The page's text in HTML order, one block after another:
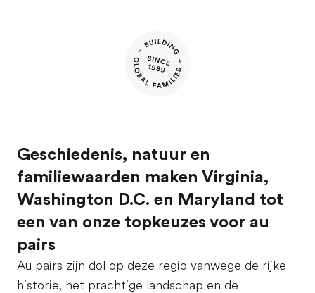
Geschiedenis, natuur en
familiewaarden maken Virginia,
Washington D.C. en Maryland tot
een van onze topkeuzes voor au
pairs
Au pairs zijn dol op deze regio vanwege de rijke
historie, het prachtige landschap en de